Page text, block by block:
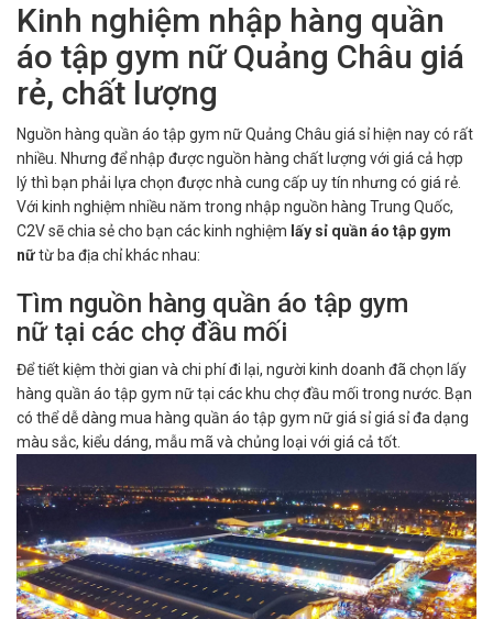
Kinh nghiệm nhập hàng quần
áo tập gym nữ Quảng Châu giá
rẻ, chất lượng
Nguồn hàng quần áo tập gym nữ Quảng Châu giá sỉ hiện nay có rất
nhiều. Nhưng để nhập được nguồn hàng chất lượng với giá cả hợp
lý thì bạn phải lựa chọn được nhà cung cấp uy tín nhưng có giá rẻ.
Với kinh nghiệm nhiều năm trong nhập nguồn hàng Trung Quốc,
C2V sẽ chia sẻ cho bạn các kinh nghiệm lấy sỉ quần áo tập gym
nữtừ ba địa chỉ khác nhau:
Tìm nguồn hàng quần áo tập gym
nữ tại các chợ đầu mối
Để tiết kiệm thời gian và chi phí đi lại, người kinh doanh đã chọn lấy
hàng quần áo tập gym nữ tại các khu chợ đầu mối trong nước. Bạn
có thể dễ dàng mua hàng quần áo tập gym nữ giá sỉ giá sỉ đa dạng
màu sắc, kiểu dáng, mẫu mã và chủng loại với giá cả tốt.